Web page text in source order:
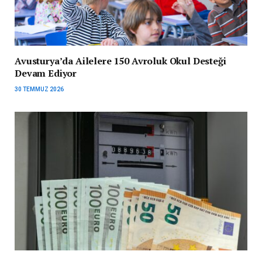
Avusturya’da Ailelere 150 Avroluk Okul Desteği
Devam Ediyor
30 TEMMUZ 2026